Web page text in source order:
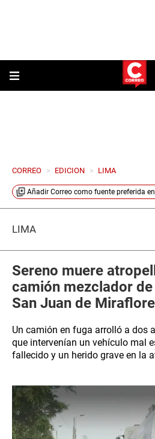
CORREO > EDICION > LIMA
Añadir Correo como fuente preferida en
LIMA
Sereno muere
camión mezclador
San Juan de
Un camión en fuga arrolló a dos
que intervenían un vehículo mal
fallecido y un herido grave en la